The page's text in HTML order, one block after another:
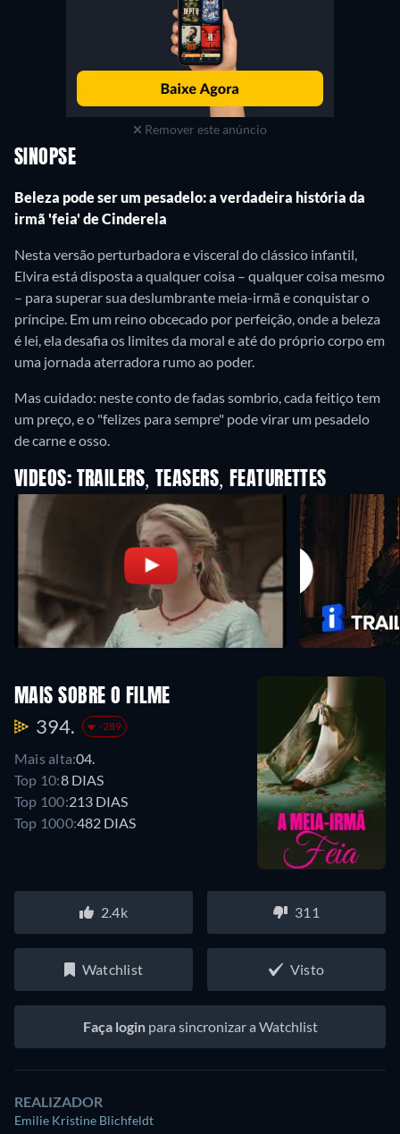
Remover este anúncio
SINOPSE
Beleza pode ser um pesadelo: a verdadeira história da
irmã 'feia' de Cinderela
Nesta versão perturbadora e visceral do clássico infantil,
Elvira está disposta a qualquer coisa – qualquer coisa mesmo
– para superar sua deslumbrante meia-irmã e conquistar o
príncipe. Em um reino obcecado por perfeição, onde a beleza
é lei, ela desafia os limites da moral e até do próprio corpo em
uma jornada aterradora rumo ao poder.
Mas cuidado: neste conto de fadas sombrio, cada feitiço tem
um preço, e o "felizes para sempre" pode virar um pesadelo
de carne e osso.
VIDEOS: TRAILERS, TEASERS, FEATURETTES
MAIS SOBRE O FILME
394. -289
Mais alta:04.
Top 10:8 DIAS
Top 100:213 DIAS
Top 1000:482 DIAS
2.4k 311
Watchlist Visto
Faça loginpara sincronizar a Watchlist
REALIZADOR
Emilie Kristine Blichfeldt